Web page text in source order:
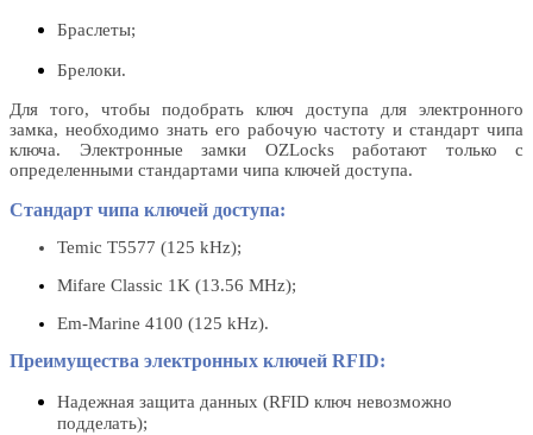
Браслеты;
Брелоки.
Для того, чтобы подобрать ключ доступа для электронного
замка, необходимо знать его рабочую частоту и стандарт чипа
ключа. Электронные замки OZLocks работают только с
определенными стандартами чипа ключей доступа.
Стандарт чипа ключей доступа:
Temic T5577 (125 kHz);
Mifare Classic 1K (13.56 MHz);
Em-Marine 4100 (125 kHz).
Преимущества электронных ключей RFID:
Надежная защита данных (RFID ключ невозможно
подделать);